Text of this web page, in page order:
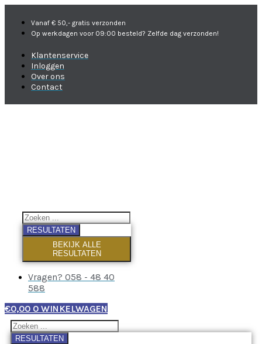
Vanaf € 50,- gratis verzonden
Op werkdagen voor 09:00 besteld? Zelfde dag verzonden!
Klantenservice
Inloggen
Over ons
Contact
RESULTATEN
BEKIJK ALLE
RESULTATEN
Vragen? 058 - 48 40
588
€0,00 0 WINKELWAGEN
RESULTATEN